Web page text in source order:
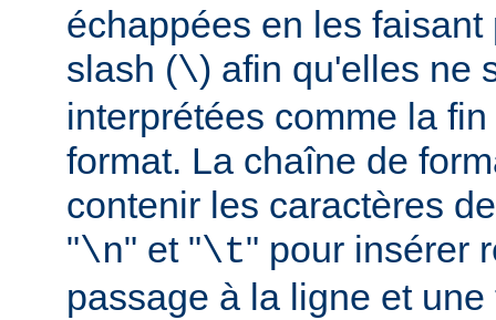
échappées en les
slash (\) afin qu'elles ne
interprétées comme la
format. La chaîne de
contenir les caractères
"\n" et "\t" pour insérer
passage à la ligne et